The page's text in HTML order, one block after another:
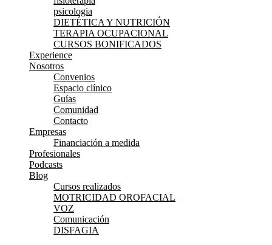
psicologia
DIETÉTICA Y NUTRICIÓN
TERAPIA OCUPACIONAL
CURSOS BONIFICADOS
Experience
Nosotros
Convenios
Espacio clínico
Guías
Comunidad
Contacto
Empresas
Financiación a medida
Profesionales
Podcasts
Blog
Cursos realizados
MOTRICIDAD OROFACIAL
VOZ
Comunicación
DISFAGIA